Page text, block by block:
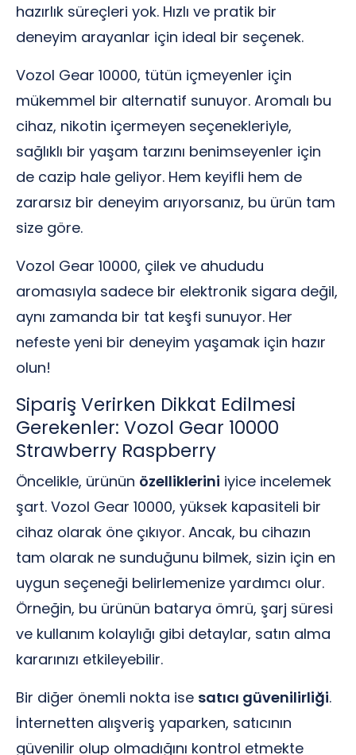
hazırlık süreçleri yok. Hızlı ve pratik bir
deneyim arayanlar için ideal bir seçenek.
Vozol Gear 10000, tütün içmeyenler için
mükemmel bir alternatif sunuyor. Aromalı bu
cihaz, nikotin içermeyen seçenekleriyle,
sağlıklı bir yaşam tarzını benimseyenler için
de cazip hale geliyor. Hem keyifli hem de
zararsız bir deneyim arıyorsanız, bu ürün tam
size göre.
Vozol Gear 10000, çilek ve ahududu
aromasıyla sadece bir elektronik sigara değil,
aynı zamanda bir tat keşfi sunuyor. Her
nefeste yeni bir deneyim yaşamak için hazır
olun!
Sipariş Verirken Dikkat Edilmesi
Gerekenler: Vozol Gear 10000
Strawberry Raspberry
Öncelikle, ürünün özelliklerini iyice incelemek
şart. Vozol Gear 10000, yüksek kapasiteli bir
cihaz olarak öne çıkıyor. Ancak, bu cihazın
tam olarak ne sunduğunu bilmek, sizin için en
uygun seçeneği belirlemenize yardımcı olur.
Örneğin, bu ürünün batarya ömrü, şarj süresi
ve kullanım kolaylığı gibi detaylar, satın alma
kararınızı etkileyebilir.
Bir diğer önemli nokta ise satıcı güvenilirliği.
İnternetten alışveriş yaparken, satıcının
güvenilir olup olmadığını kontrol etmekte